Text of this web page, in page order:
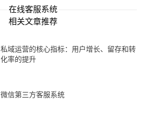
在线客服系统
相关文章推荐
私域运营的核心指标：用户增长、留存和转
化率的提升
微信第三方客服系统